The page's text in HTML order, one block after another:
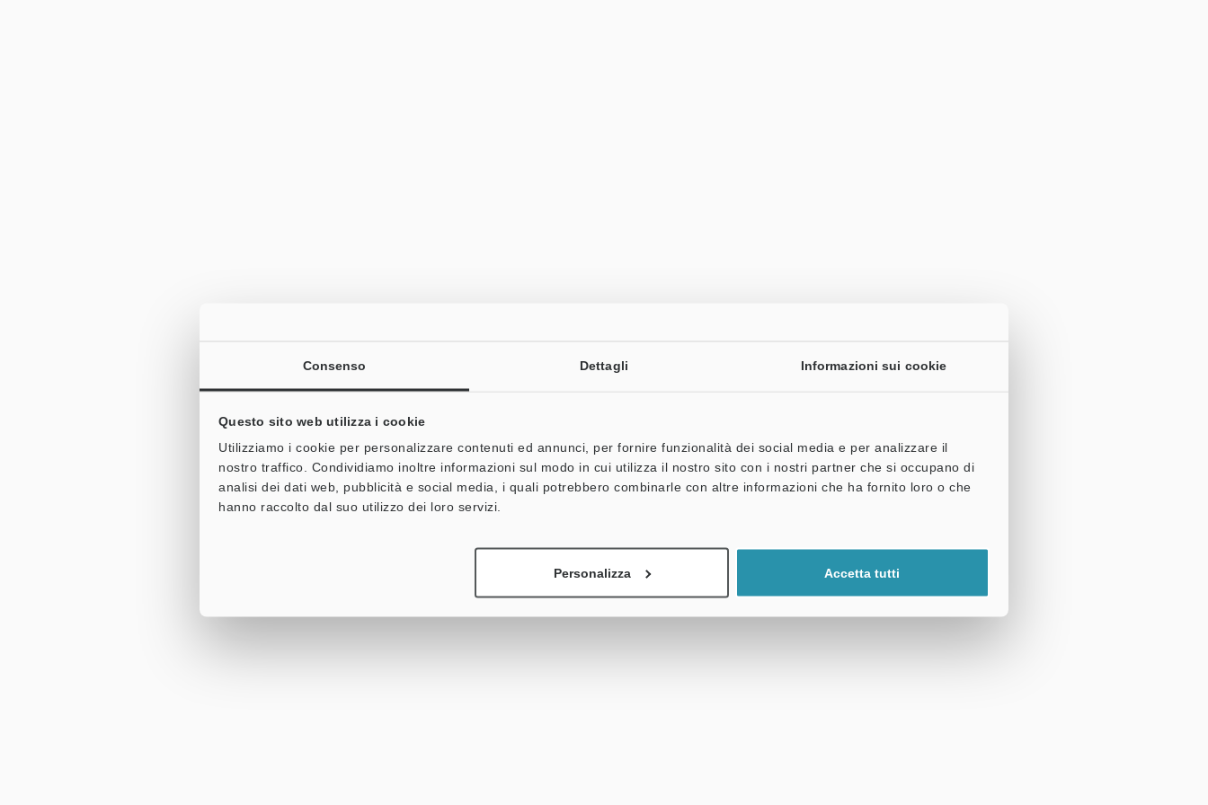
Consenso Dettagli Informazioni sui cookie
Questo sito web utilizza i cookie
Utilizziamo i cookie per personalizzare contenuti ed annunci, per fornire funzionalità dei social media e per analizzare il
nostro traffico. Condividiamo inoltre informazioni sul modo in cui utilizza il nostro sito con i nostri partner che si occupano di
analisi dei dati web, pubblicità e social media, i quali potrebbero combinarle con altre informazioni che ha fornito loro o che
hanno raccolto dal suo utilizzo dei loro servizi.
Personalizza Accetta tutti